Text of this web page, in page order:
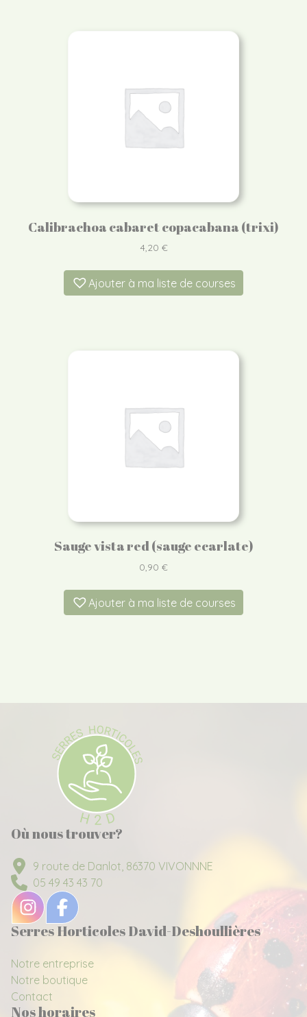
Calibrachoa cabaret copacabana (trixi)
4,20 €
Ajouter à ma liste de courses
Sauge vista red (sauge ecarlate)
0,90 €
Ajouter à ma liste de courses
Où nous trouver?
9 route de Danlot, 86370 VIVONNNE
05 49 43 43 70
Serres Horticoles David-Deshoullières
Notre entreprise
Notre boutique
Contact
Nos horaires